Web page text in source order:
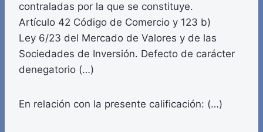
contraladas por la que se constituye.
Artículo 42 Código de Comercio y 123 b)
Ley 6/23 del Mercado de Valores y de las
Sociedades de Inversión. Defecto de carácter
denegatorio (…)
En relación con la presente calificación: (…)